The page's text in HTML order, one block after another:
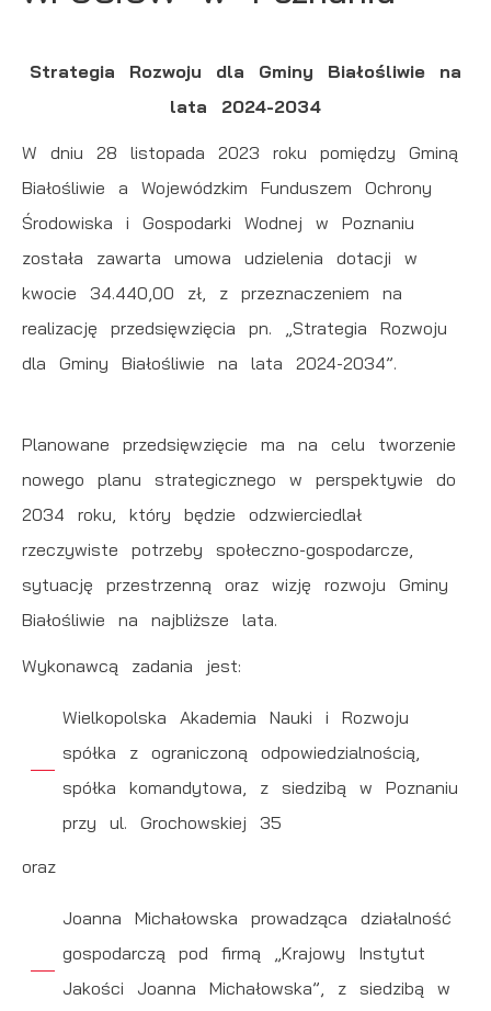
Strategia Rozwoju dla Gminy Białośliwie na
lata 2024-2034
W dniu 28 listopada 2023 roku pomiędzy Gminą
Białośliwie a Wojewódzkim Funduszem Ochrony
Środowiska i Gospodarki Wodnej w Poznaniu
została zawarta umowa udzielenia dotacji w
kwocie 34.440,00 zł, z przeznaczeniem na
realizację przedsięwzięcia pn. „Strategia Rozwoju
dla Gminy Białośliwie na lata 2024-2034”.
Planowane przedsięwzięcie ma na celu tworzenie
nowego planu strategicznego w perspektywie do
2034 roku, który będzie odzwierciedlał
rzeczywiste potrzeby społeczno-gospodarcze,
sytuację przestrzenną oraz wizję rozwoju Gminy
Białośliwie na najbliższe lata.
Wykonawcą zadania jest:
Wielkopolska Akademia Nauki i Rozwoju
spółka z ograniczoną odpowiedzialnością,
spółka komandytowa, z siedzibą w Poznaniu
przy ul. Grochowskiej 35
oraz
Joanna Michałowska prowadząca działalność
gospodarczą pod firmą „Krajowy Instytut
Jakości Joanna Michałowska”, z siedzibą w
formularzy. Dzięki plikom cookies strona, z której
korzystasz, może działać bez zakłóceń.
Funkcjonalne i personalizacyjne
Tego typu pliki cookies umożliwiają stronie internetowej
zapamiętanie wprowadzonych przez Ciebie ustawień
większy komfort korzystania z funkcjonalności naszej
strony poprzez dopasowanie jej do Twoich
indywidualnych preferencji. Wyrażenie zgody na
funkcjonalne i personalizacyjne pliki cookies gwarantuje
Więcej
Analityczne
Analityczne pliki cookies pomagają nam rozwijać się i
Cookies analityczne pozwalają na uzyskanie informacji
miejsca oraz częstotliwości, z jaką odwiedzane są
nasze serwisy www. Dane pozwalają nam na ocenę
naszych serwisów internetowych pod względem ich
popularności wśród użytkowników. Zgromadzone
informacje są przetwarzane w formie zanonimizowanej.
gwarantuje dostępność wszystkich funkcjonalności.
Więcej
Reklamowe
Dzięki reklamowym plikom cookies prezentujemy Ci
najciekawsze informacje i aktualności na stronach
naszych partnerów.
Promocyjne pliki cookies służą do prezentowania Ci
upodobań oraz Twoich zwyczajów dotyczących
przeglądanej witryny internetowej. Treści promocyjne
mogą pojawić się na stronach podmiotów trzecich lub
dostawców usług. Firmy te działają w charakterze
pośredników prezentujących nasze treści w postaci
społecznościowych.
Więcej